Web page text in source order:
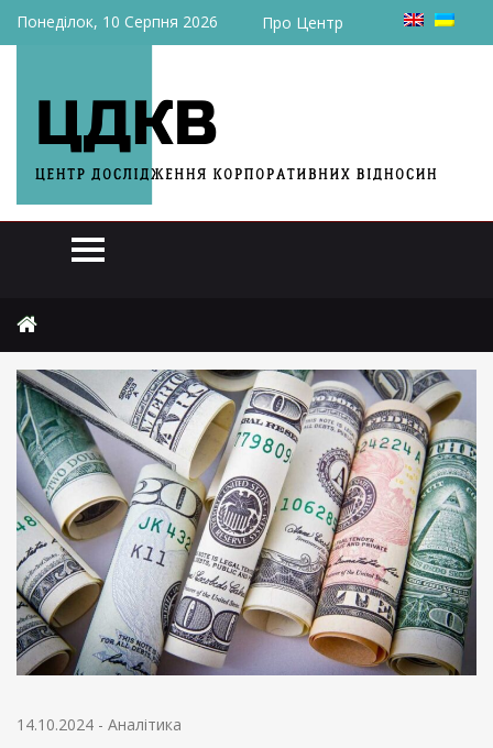
Понеділок, 10 Серпня 2026 Про Центр
НБУ вперше за п’ять тижнів купував валюту
14.10.2024 - Аналітика